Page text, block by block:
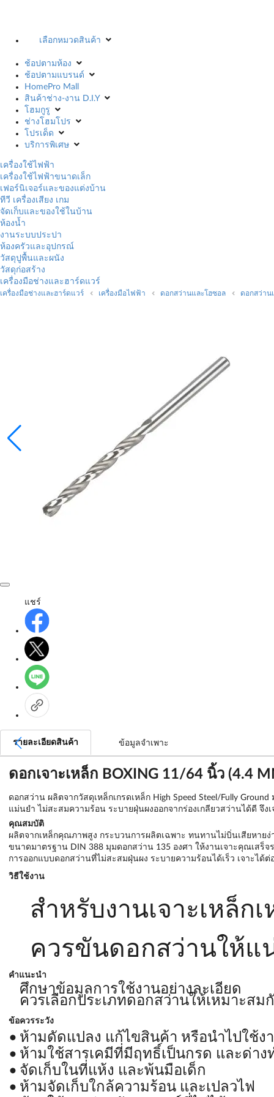
เลือกหมวดสินค้า
ช้อปตามห้อง
ช้อปตามแบรนด์
HomePro Mall
สินค้าช่าง-งาน D.I.Y
โฮมกูรู
ช่างโฮมโปร
โปรเด็ด
บริการพิเศษ
เครื่องใช้ไฟฟ้า
เครื่องใช้ไฟฟ้าขนาดเล็ก
เฟอร์นิเจอร์และของแต่งบ้าน
ทีวี เครื่องเสียง เกม
จัดเก็บและของใช้ในบ้าน
ห้องน้ำ
งานระบบประปา
ห้องครัวและอุปกรณ์
วัสดุปูพื้นและผนัง
วัสดุก่อสร้าง
เครื่องมือช่างและฮาร์ดแวร์
เครื่องมือช่างและฮาร์ดแวร์ เครื่องมือไฟฟ้า ดอกสว่านและโฮซอล ดอกสว่าน
แชร์
รายละเอียดสินค้า ข้อมูลจำเพาะ
ดอกเจาะเหล็ก BOXING 11/64 นิ้ว (4.4
ดอกสว่าน ผลิตจากวัสดุเหล็กเกรดเหล็ก High Speed Steel/Fully
แม่นยำ ไม่สะสมความร้อน ระบายฝุ่นผงออกจากร่องเกลียวสว่านได้ดี จึงเ
คุณสมบัติ
ผลิตจากเหล็กคุณภาพสูง กระบวนการผลิตเฉพาะ ทนทานไม่บิ่นเสียหายง่
ขนาดมาตรฐาน DIN 388 มุมดอกสว่าน 135 องศา ให้งานเจาะคุณเสร็จ
การออกแบบดอกสว่านที่ไม่สะสมฝุ่นผง ระบายความร้อนได้เร็ว เจาะได้ต่
วิธีใช้งาน
สำหรับงานเจาะเหล็ก
ควรขันดอกสว่านให้แ
คำแนะนำ
ศึกษาข้อมูลการใช้งานอย่างละเอียด
ควรเลือกประเภทดอกสว่านให้เหมาะสม
ข้อควรระวัง
ห้ามดัดแปลง แก้ไขสินค้า หรือนำไปใช้ง
ห้ามใช้สารเคมีที่มีฤทธิ์เป็นกรด และด่าง
จัดเก็บในที่แห้ง และพ้นมือเด็ก
ห้ามจัดเก็บใกล้ความร้อน และเปลวไฟ